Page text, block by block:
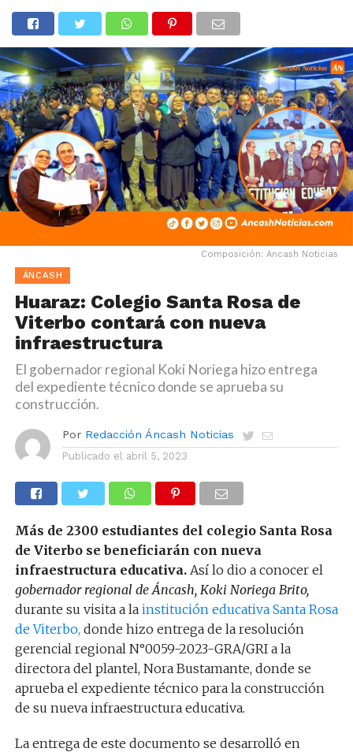
Composición: Ancash Noticias
ÁNCASH
Huaraz: Colegio Santa Rosa de
Viterbo contará con nueva
infraestructura
El gobernador regional Koki Noriega hizo entrega
del expediente técnico donde se aprueba su
construcción.
Por Redacción Áncash Noticias
Publicado el abril 5, 2023
Más de 2300 estudiantes del colegio Santa Rosa
de Viterbo se beneficiarán con nueva
infraestructura educativa. Así lo dio a conocer el
gobernador regional de Áncash, Koki Noriega Brito,
durante su visita a la institución educativa Santa Rosa
de Viterbo, donde hizo entrega de la resolución
gerencial regional N°0059-2023-GRA/GRI a la
directora del plantel, Nora Bustamante, donde se
aprueba el expediente técnico para la construcción
de su nueva infraestructura educativa.
La entrega de este documento se desarrolló en